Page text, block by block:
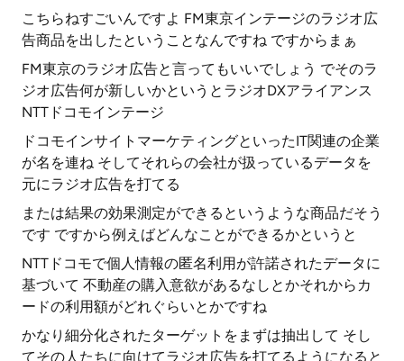
こちらねすごいんですよ FM東京インテージのラジオ広
告商品を出したということなんですね ですからまぁ
FM東京のラジオ広告と言ってもいいでしょう でそのラ
ジオ広告何が新しいかというとラジオDXアライアンス
NTTドコモインテージ
ドコモインサイトマーケティングといったIT関連の企業
が名を連ね そしてそれらの会社が扱っているデータを
元にラジオ広告を打てる
または結果の効果測定ができるというような商品だそう
です ですから例えばどんなことができるかというと
NTTドコモで個人情報の匿名利用が許諾されたデータに
基づいて 不動産の購入意欲があるなしとかそれからカ
ードの利用額がどれぐらいとかですね
かなり細分化されたターゲットをまずは抽出して そし
てその人たちに向けてラジオ広告を打てるようになると